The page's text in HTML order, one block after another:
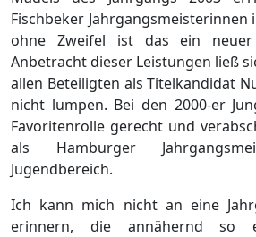
Fischbeker Jahrgangsmeisterinnen
ohne Zweifel ist das ein neuer
Anbetracht dieser Leistungen ließ
allen Beteiligten als Titelkandidat
nicht lumpen. Bei den 2000-er
Favoritenrolle gerecht und
als Hamburger
Jugendbereich.
Ich kann mich nicht an eine
erinnern, die annähernd so